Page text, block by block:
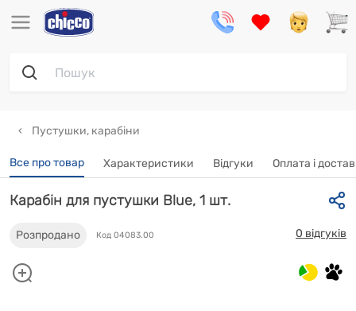
Пустушки, карабіни
Все про товар Характеристики Відгуки Oплата і
Карабін для пустушки Blue, 1 шт.
Розпродано Код 04083.00 0 відгуків